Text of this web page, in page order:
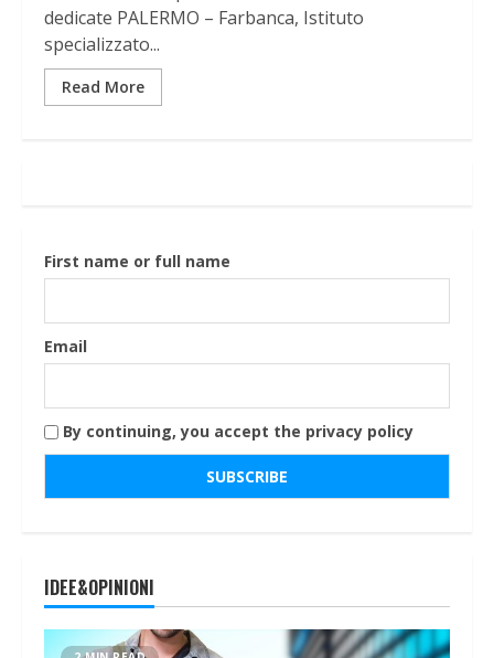
dedicate PALERMO – Farbanca, Istituto
specializzato...
Read More
First name or full name
Email
By continuing, you accept the privacy policy
IDEE&OPINIONI